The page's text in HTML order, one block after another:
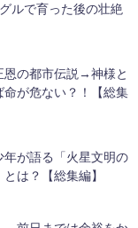
ルで育った後の壮絶
恩の都市伝説→神様と
命が危ない？！【総集
年が語る「火星文明の
は？【総集編】